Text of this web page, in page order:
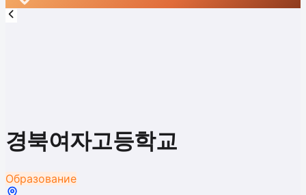
경북여자고등학교
Образование